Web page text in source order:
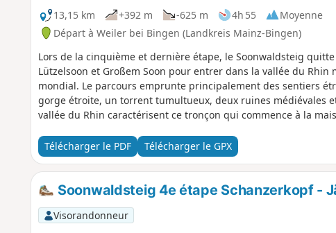
13,15 km
+392 m -625 m 4h 55
Moyenne
Départ à Weiler bei Bingen (Landkreis Mainz-Bingen)
Lors de la cinquième et dernière étape, le Soonwaldsteig
Lützelsoon et Großem Soon pour entrer dans la vallée du Rhin
mondial. Le parcours emprunte principalement des sentiers
gorge étroite, un torrent tumultueux, deux ruines médiévales
vallée du Rhin caractérisent ce tronçon qui commence à la
Télécharger le PDF
Télécharger le GPX
Soonwaldsteig 4e étape Schanzerkopf -
Visorandonneur